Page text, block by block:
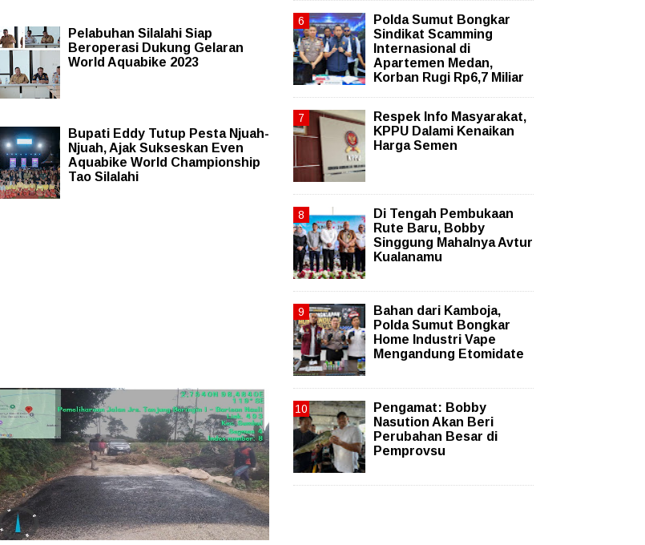
Pelabuhan Silalahi Siap
Beroperasi Dukung Gelaran
World Aquabike 2023
Bupati Eddy Tutup Pesta Njuah-
Njuah, Ajak Sukseskan Even
Aquabike World Championship
Tao Silalahi
Polda Sumut Bongkar
Sindikat Scamming
Internasional di
Apartemen Medan,
Korban Rugi Rp6,7 Miliar
Respek Info Masyarakat,
KPPU Dalami Kenaikan
Harga Semen
Di Tengah Pembukaan
Rute Baru, Bobby
Singgung Mahalnya Avtur
Kualanamu
Bahan dari Kamboja,
Polda Sumut Bongkar
Home Industri Vape
Mengandung Etomidate
Pengamat: Bobby
Nasution Akan Beri
Perubahan Besar di
Pemprovsu